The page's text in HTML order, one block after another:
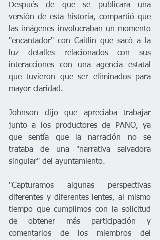
Después de que se publicara una
versión de esta historia, compartió que
las imágenes involucraban un momento
"encantador" con Caitlin que sacó a la
luz detalles relacionados con sus
interacciones con una agencia estatal
que tuvieron que ser eliminados para
mayor claridad.
Johnson dijo que apreciaba trabajar
junto a los productores de PANO, ya
que sentía que la narración no se
trataba de una "narrativa salvadora
singular" del ayuntamiento.
"Capturamos algunas perspectivas
diferentes y diferentes lentes, al mismo
tiempo que cumplimos con la solicitud
de obtener más participación y
comentarios de los miembros del